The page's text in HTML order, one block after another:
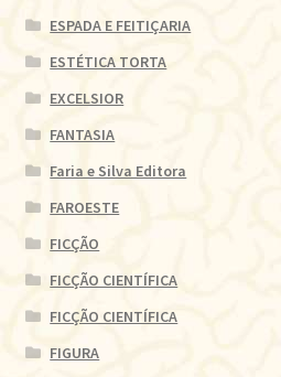
ESPADA E FEITIÇARIA
ESTÉTICA TORTA
EXCELSIOR
FANTASIA
Faria e Silva Editora
FAROESTE
FICÇÃO
FICÇÃO CIENTÍFICA
FICÇÃO CIENTÍFICA
FIGURA